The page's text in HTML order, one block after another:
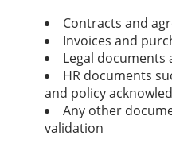
Contracts and
Invoices and
Legal documents
HR documents
and policy
Any other
validation